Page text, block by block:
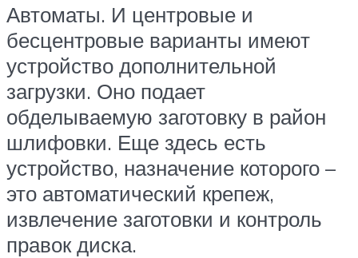
Автоматы. И центровые и
бесцентровые варианты имеют
устройство дополнительной
загрузки. Оно подает
обделываемую заготовку в район
шлифовки. Еще здесь есть
устройство, назначение которого –
это автоматический крепеж,
извлечение заготовки и контроль
правок диска.